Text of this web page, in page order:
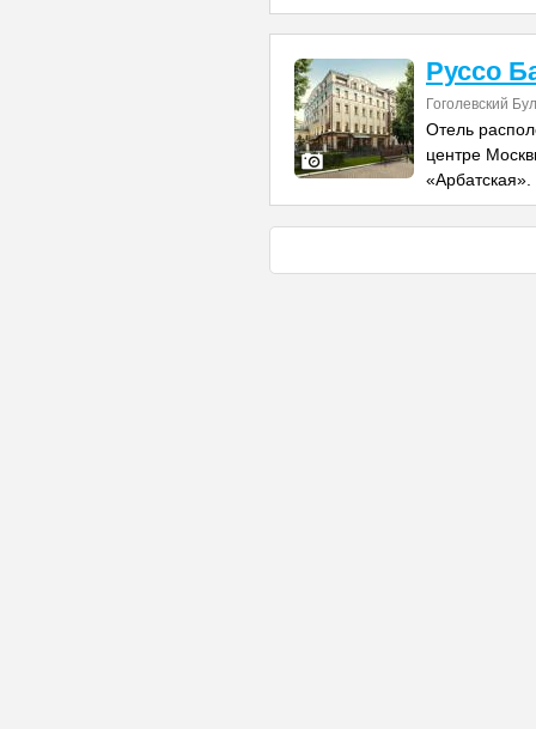
Руссо
Гоголевский
Отель
центре
«Арбатская».